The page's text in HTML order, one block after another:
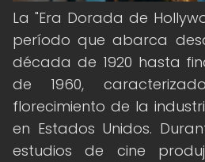
La "Era Dorada de
período que abarca
década de 1920 hasta
de 1960,
florecimiento de la
en Estados Unidos.
estudios de cine